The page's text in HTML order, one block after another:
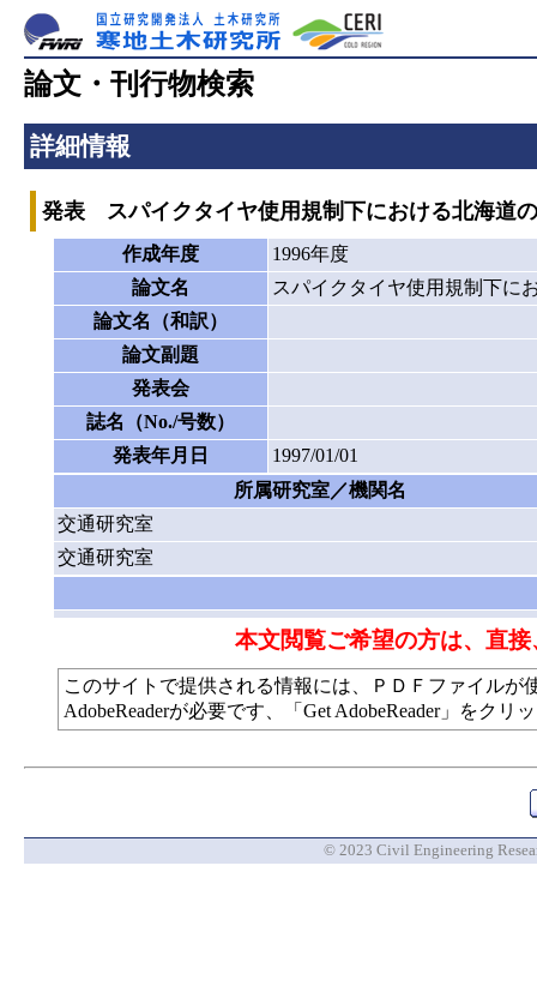
論文・刊行物検索
詳細情報
発表 スパイクタイヤ使用規制下における北海道
作成年度
1996年度
論文名
スパイクタイヤ使用規制下に
論文名（和訳）
論文副題
発表会
誌名（No./号数）
発表年月日
1997/01/01
所属研究室／機関名
交通研究室
交通研究室
本文閲覧ご希望の方は、直
このサイトで提供される情報には、ＰＤＦファイル
AdobeReaderが必要です、「Get AdobeReader」をク
© 2023 Civil Engineering